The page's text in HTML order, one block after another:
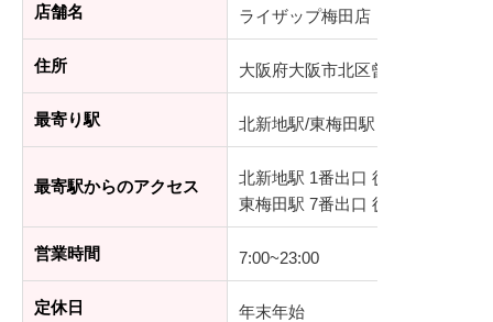
店舗名 ライザップ梅田店
住所 大阪府大阪市北区曾根崎1-2-9 梅
最寄り駅 北新地駅/東梅田駅
最寄駅からのアクセス
北新地駅 1番出口 徒歩10分
東梅田駅 7番出口 徒歩10分
営業時間 7:00~23:00
定休日 年末年始